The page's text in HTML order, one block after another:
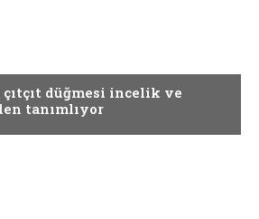
çıtçıt düğmesi incelik ve
tanımlıyor